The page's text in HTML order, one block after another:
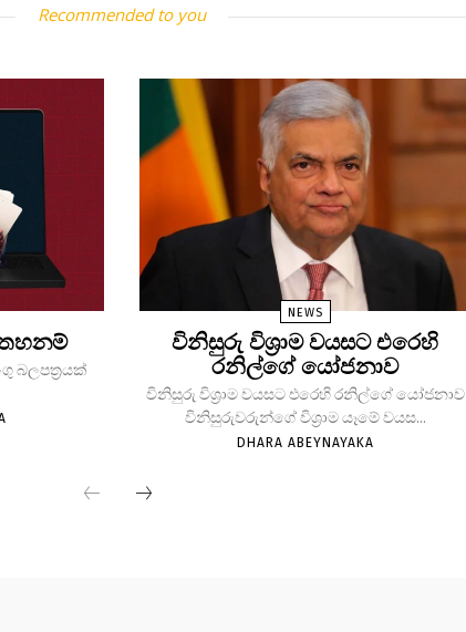
Recommended to you
තහනම්
බලපත්‍රයක්
NEWS
විනිසුරු විශ්‍රාම වයසට එරෙහි
රනිල්ගේ යෝජනාව
විනිසුරු විශ්‍රාම වයසට එරෙහි රනිල්ගේ යෝජනාව
විනිසුරුවරුන්ගේ විශ්‍රාම යෑමේ වයස...
DHARA ABEYNAYAKA